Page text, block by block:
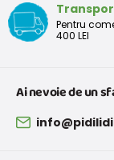
Pentru
400 LEI
Ai nevoie de un